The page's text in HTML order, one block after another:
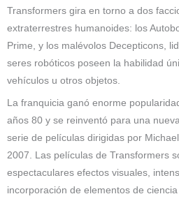
Transformers gira en torno a dos
extraterrestres humanoides: los
Prime, y los malévolos Decepticons,
seres robóticos poseen la habilidad
vehículos u otros objetos.
La franquicia ganó enorme
años 80 y se reinventó para una
serie de películas dirigidas por
2007. Las películas de Transformers
espectaculares efectos visuales,
incorporación de elementos de